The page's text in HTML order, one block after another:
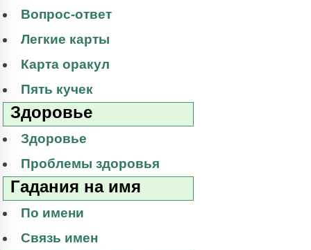
Вопрос-ответ
Легкие карты
Карта оракул
Пять кучек
Здоровье
Здоровье
Проблемы здоровья
Гадания на имя
По имени
Связь имен